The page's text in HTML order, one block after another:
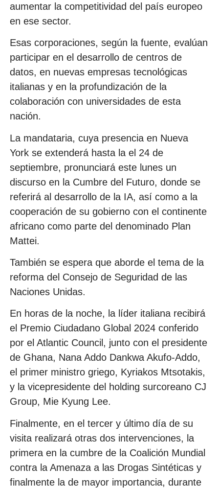
aumentar la competitividad del país europeo
en ese sector.
Esas corporaciones, según la fuente, evalúan
participar en el desarrollo de centros de
datos, en nuevas empresas tecnológicas
italianas y en la profundización de la
colaboración con universidades de esta
nación.
La mandataria, cuya presencia en Nueva
York se extenderá hasta la el 24 de
septiembre, pronunciará este lunes un
discurso en la Cumbre del Futuro, donde se
referirá al desarrollo de la IA, así como a la
cooperación de su gobierno con el continente
africano como parte del denominado Plan
Mattei.
También se espera que aborde el tema de la
reforma del Consejo de Seguridad de las
Naciones Unidas.
En horas de la noche, la líder italiana recibirá
el Premio Ciudadano Global 2024 conferido
por el Atlantic Council, junto con el presidente
de Ghana, Nana Addo Dankwa Akufo-Addo,
el primer ministro griego, Kyriakos Mtsotakis,
y la vicepresidente del holding surcoreano CJ
Group, Mie Kyung Lee.
Finalmente, en el tercer y último día de su
visita realizará otras dos intervenciones, la
primera en la cumbre de la Coalición Mundial
contra la Amenaza a las Drogas Sintéticas y
finalmente la de mayor importancia, durante